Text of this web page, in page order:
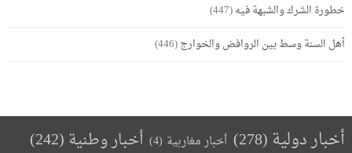
خطورة الشرك والشبهة فيه(447)
أهل السنة وسط بين الروافض والخوارج(446)
أخبار دولية (278) أخبار مغاربية (4) أخبار وطنية(242)